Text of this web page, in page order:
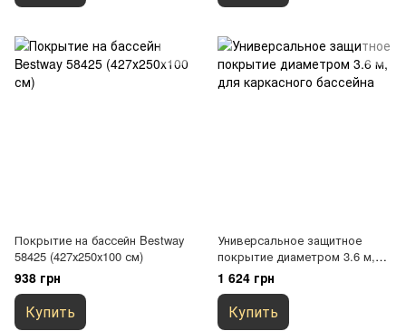
Покрытие на бассейн Bestway
58425 (427х250х100 см)
938 грн
Купить
Универсальное защитное
покрытие диаметром 3.6 м,
для каркасного бассейна
1 624 грн
Купить